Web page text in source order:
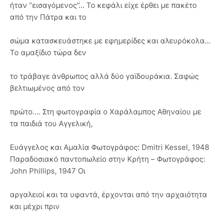
ήταν “εισαγόμενος”… Το κεφάλι είχε έρθει με πακέτο
από την Πάτρα και το
σώμα κατασκευάστηκε με εφημερίδες και αλευρόκολα…
Το αμαξίδιο τώρα δεν
το τράβαγε άνθρωπος αλλά δύο γαϊδουράκια. Σαφώς
βελτιωμένος από τον
πρώτο…. Στη φωτογραφία ο Χαράλαμπος Αθηναίου με
τα παιδιά του Αγγελική,
Ευάγγελος και Αμαλία Φωτογράφος: Dmitri Kessel, 1948
Παραδοσιακό παντοπωλείο στην Κρήτη – Φωτογράφος:
John Phillips, 1947 Οι
αργαλειοί και τα υφαντά, έρχονται από την αρχαιότητα
και μέχρι πριν